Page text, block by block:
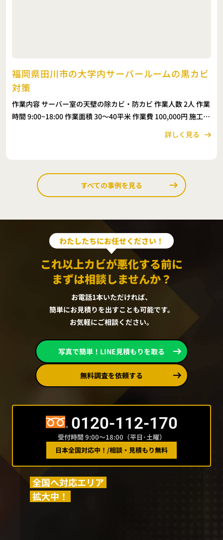
福岡県田川市の大学内サーバールームの黒カビ
対策
作業内容 サーバー室の天壁の除カビ・防カビ 作業人数 2人 作業
時間 9:00~18:00 作業面積 30〜40平米 作業費 100,000円 施工コ
メント サーバールームは大型の機械（サーバー）が設置設置さ
詳しく見る
すべての事例を見る
わたしたちにお任せください！
これ以上カビが悪化する前に
まずは相談しませんか？
お電話1本いただければ、
簡単にお見積りを出すことも可能です。
お気軽にご相談ください。
写真で簡単！LINE見積もりを取る
無料調査を依頼する
日本全国対応中！ /相談・見積もり無料
0120-112-170
受付時間 9:00〜18:00（平日･土曜）
全国へ対応エリア
拡大中！